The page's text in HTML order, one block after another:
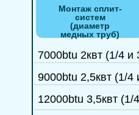
7000btu 2квт (1/4 и
9000btu 2,5квт (1/4
12000btu 3,5квт (1/
Монтаж сплит-
систем
(диаметр
медных труб)